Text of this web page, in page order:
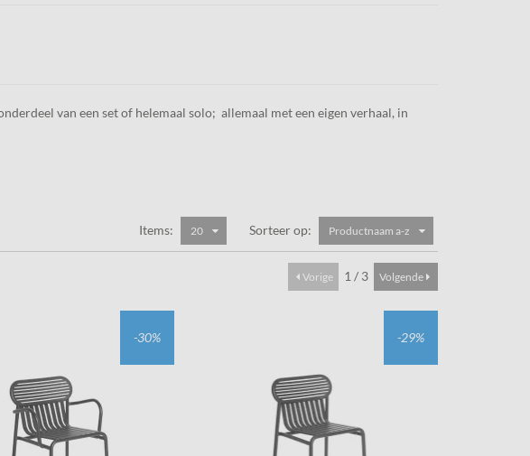
van een set of helemaal solo; allemaal met een eigen verhaal, in
Sorteer op: Productnaam a-z
Items: 20
Vorige 1 / 3 Volgende
-30% -29%